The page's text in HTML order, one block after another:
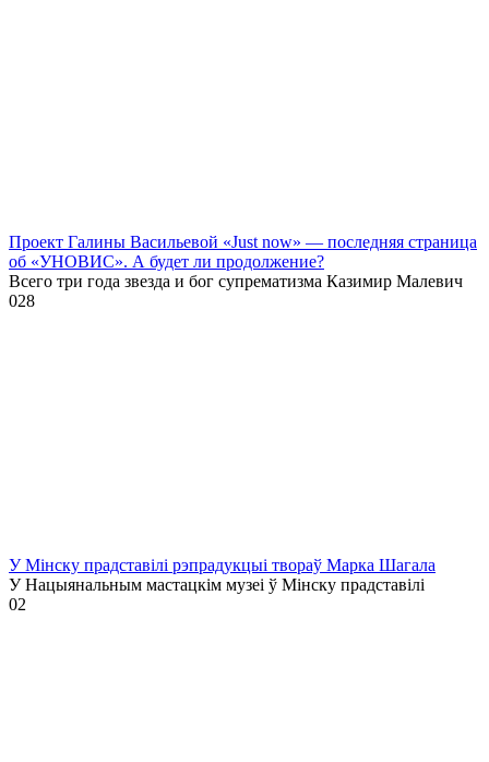
Проект Галины Васильевой «Just now» — последняя страница
об «УНОВИС». А будет ли продолжение?
Всего три года звезда и бог супрематизма Казимир Малевич
028
У Мінску прадставілі рэпрадукцыі твораў Марка Шагала
У Нацыянальным мастацкім музеі ў Мінску прадставілі
02